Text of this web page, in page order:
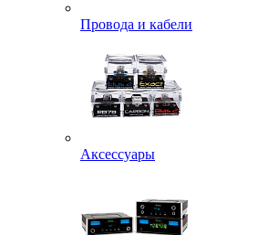
Провода и кабели
Аксессуары